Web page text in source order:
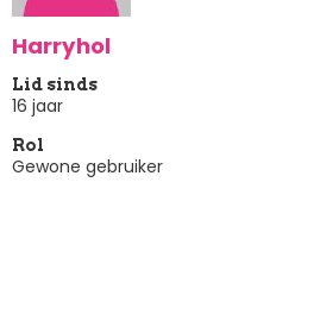
Harryhol
Lid sinds
16 jaar
Rol
Gewone gebruiker